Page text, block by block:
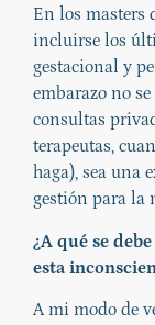
En los masters
incluirse los
gestacional y
embarazo no
consultas
terapeutas,
haga), sea una
gestión para la
¿A qué se
esta
A mi modo de